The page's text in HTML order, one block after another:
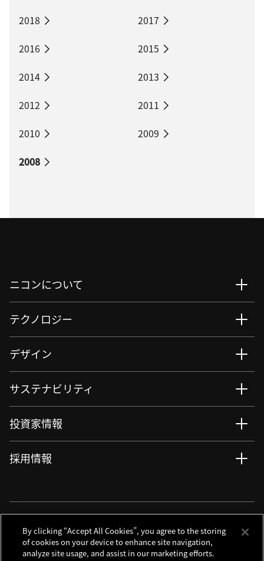
2018
2017
2016
2015
2014
2013
2012
2011
2010
2009
2008
ニコンについて
テクノロジー
デザイン
サステナビリティ
投資家情報
採用情報
By clicking “Accept All Cookies”, you agree to the storing
of cookies on your device to enhance site navigation,
analyze site usage, and assist in our marketing efforts.